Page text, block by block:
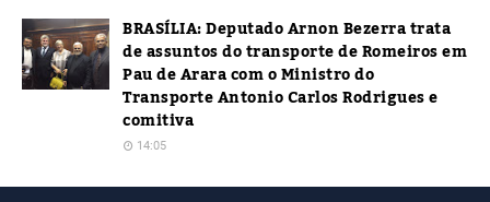
BRASÍLIA: Deputado Arnon Bezerra trata
de assuntos do transporte de Romeiros em
Pau de Arara com o Ministro do
Transporte Antonio Carlos Rodrigues e
comitiva
14:05